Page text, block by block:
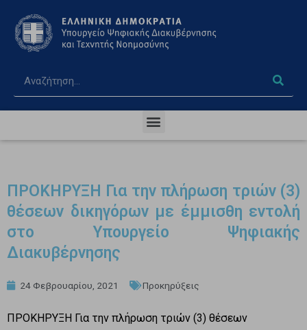
ΠΡΟΚΗΡΥΞΗ Για την πλήρωση τριών (3)
θέσεων δικηγόρων με έμμισθη εντολή
στο Υπουργείο Ψηφιακής
Διακυβέρνησης
24 Φεβρουαρίου, 2021 Προκηρύξεις
ΠΡΟΚΗΡΥΞΗ Για την πλήρωση τριών (3) θέσεων